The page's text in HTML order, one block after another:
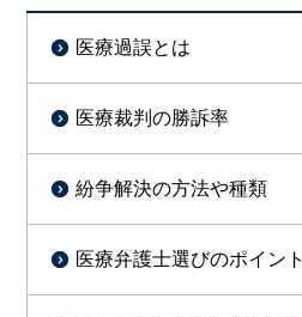
医療過誤とは
医療裁判の勝訴率
紛争解決の方法や種類
医療弁護士選びのポイント